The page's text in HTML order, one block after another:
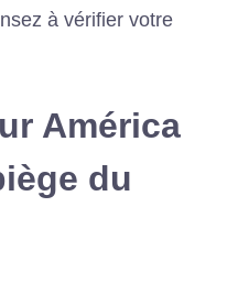
à vérifier votre
América
du